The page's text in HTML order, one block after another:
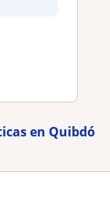
en Quibdó